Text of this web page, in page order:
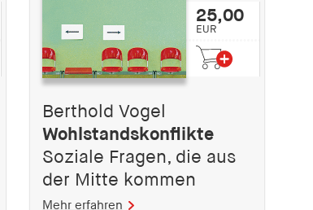
25,00
EUR
Berthold Vogel
Wohlstandskonflikte
Soziale Fragen, die aus
der Mitte kommen
Mehr erfahren